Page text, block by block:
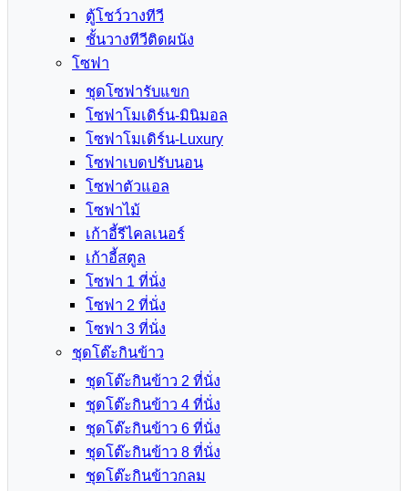
ตู้โชว์วางทีวี
ชั้นวางทีวีติดผนัง
โซฟา
ชุดโซฟารับแขก
โซฟาโมเดิร์น-มินิมอล
โซฟาโมเดิร์น-Luxury
โซฟาเบดปรับนอน
โซฟาตัวแอล
โซฟาไม้
เก้าอี้รีไคลเนอร์
เก้าอี้สตูล
โซฟา 1 ที่นั่ง
โซฟา 2 ที่นั่ง
โซฟา 3 ที่นั่ง
ชุดโต๊ะกินข้าว
ชุดโต๊ะกินข้าว 2 ที่นั่ง
ชุดโต๊ะกินข้าว 4 ที่นั่ง
ชุดโต๊ะกินข้าว 6 ที่นั่ง
ชุดโต๊ะกินข้าว 8 ที่นั่ง
ชุดโต๊ะกินข้าวกลม